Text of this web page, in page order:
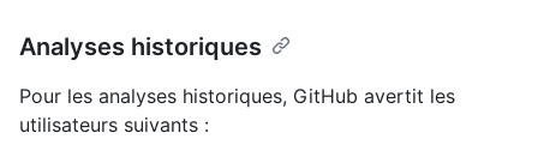
Analyses historiques
Pour les analyses historiques, GitHub avertit les
utilisateurs suivants :